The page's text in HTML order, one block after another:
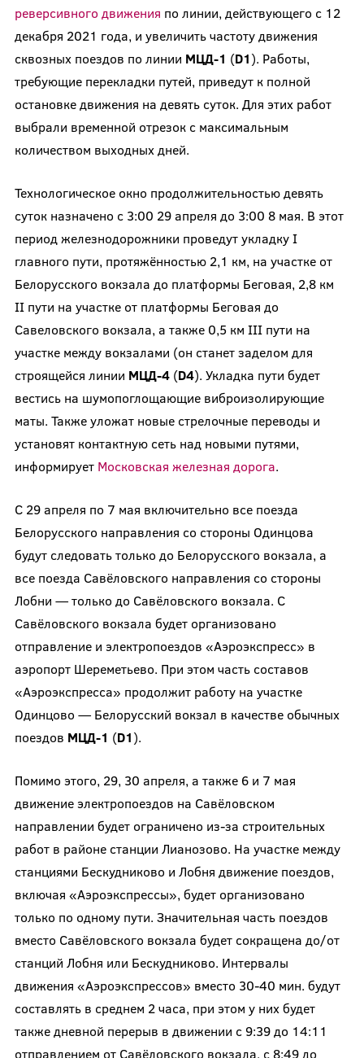
реверсивного движения по линии, действующего с 12
декабря 2021 года, и увеличить частоту движения
сквозных поездов по линии МЦД-1 (D1). Работы,
требующие перекладки путей, приведут к полной
остановке движения на девять суток. Для этих работ
выбрали временной отрезок с максимальным
количеством выходных дней.
Технологическое окно продолжительностью девять
суток назначено с 3:00 29 апреля до 3:00 8 мая. В этот
период железнодорожники проведут укладку I
главного пути, протяжённостью 2,1 км, на участке от
Белорусского вокзала до платформы Беговая, 2,8 км
II пути на участке от платформы Беговая до
Савеловского вокзала, а также 0,5 км III пути на
участке между вокзалами (он станет заделом для
строящейся линии МЦД-4(D4). Укладка пути будет
вестись на шумопоглощающие виброизолирующие
маты. Также уложат новые стрелочные переводы и
установят контактную сеть над новыми путями,
информирует Московская железная дорога.
С 29 апреля по 7 мая включительно все поезда
Белорусского направления со стороны Одинцова
будут следовать только до Белорусского вокзала, а
все поезда Савёловского направления со стороны
Лобни — только до Савёловского вокзала. С
Савёловского вокзала будет организовано
отправление и электропоездов «Аэроэкспресс» в
аэропорт Шереметьево. При этом часть составов
«Аэроэкспресса» продолжит работу на участке
Одинцово — Белорусский вокзал в качестве обычных
поездов МЦД-1 (D1).
Помимо этого, 29, 30 апреля, а также 6 и 7 мая
движение электропоездов на Савёловском
направлении будет ограничено из-за строительных
работ в районе станции Лианозово. На участке между
станциями Бескудниково и Лобня движение поездов,
включая «Аэроэкспрессы», будет организовано
только по одному пути. Значительная часть поездов
вместо Савёловского вокзала будет сокращена до/от
станций Лобня или Бескудниково. Интервалы
движения «Аэроэкспрессов» вместо 30-40 мин. будут
составлять в среднем 2 часа, при этом у них будет
также дневной перерыв в движении с 9:39 до 14:11
отправлением от Савёловского вокзала, с 8:49 до